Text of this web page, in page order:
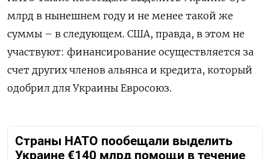
млрд в нынешнем году и не менее такой же
суммы – в следующем. США, правда, в этом не
участвуют: финансирование осуществляется за
счет других членов альянса и кредита, который
одобрил для Украины Евросоюз.
Страны НАТО пообещали выделить
Украине €140 млрд помощи в течение